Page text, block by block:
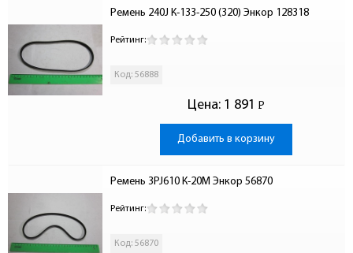
Ремень 240J К-133-250 (320) Энкор 128318
Рейтинг:
Код: 56888
Цена: 1 891 Р
-
Добавить в корзину
Ремень 3PJ610 К-20М Энкор 56870
Рейтинг:
Код: 56870